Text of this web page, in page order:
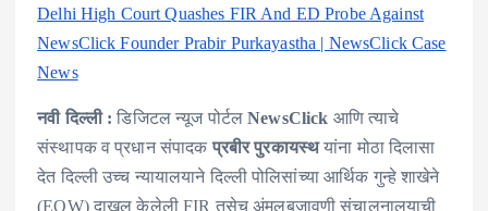
Delhi High Court Quashes FIR And ED Probe Against
NewsClick Founder Prabir Purkayastha | NewsClick Case
News
नवी दिल्ली : डिजिटल न्यूज पोर्टलNewsClick आणि त्याचे
संस्थापक व प्रधान संपादकप्रबीर पुरकायस्थयांना मोठा दिलासा
देत दिल्ली उच्च न्यायालयाने दिल्ली पोलिसांच्या आर्थिक गुन्हे शाखेने
(EOW) दाखल केलेली FIR तसेच अंमलबजावणी संचालनालयाची